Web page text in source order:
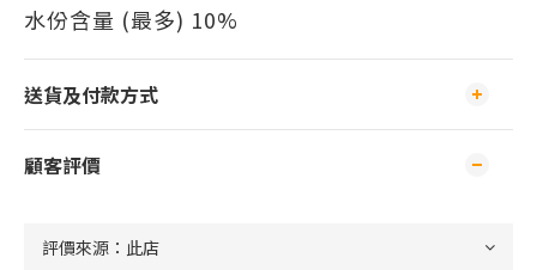
水份含量 (最多) 10%
送貨及付款方式
顧客評價